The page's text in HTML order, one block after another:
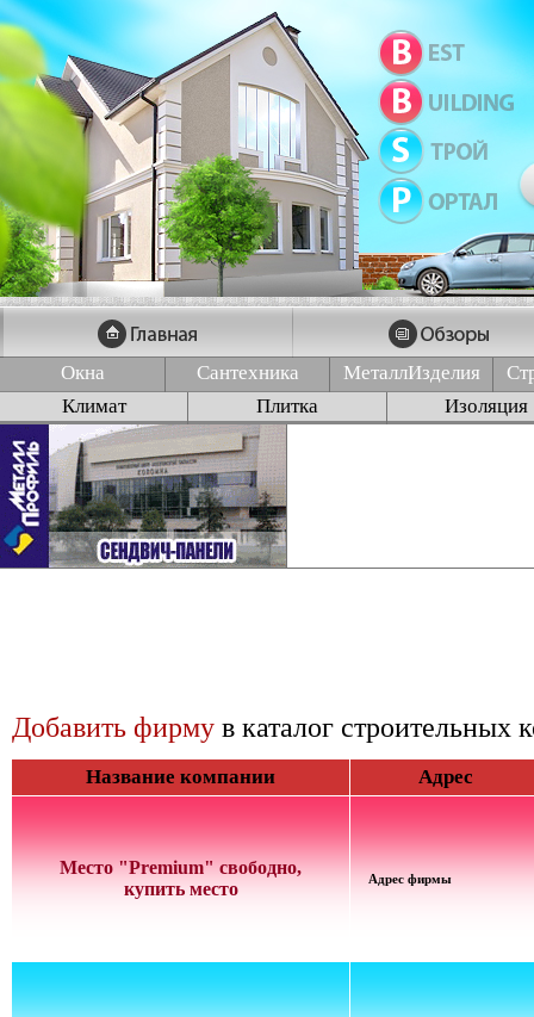
Окна Сантехника МеталлИзделия
Климат
Плитка Изоляция
Добавить фирму в каталог строительных
Название компании Адрес
Место "Premium" свободно,
купить место
Адрес фирмы